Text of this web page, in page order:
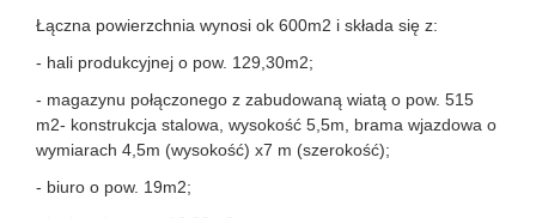
Łączna powierzchnia wynosi ok 600m2 i składa się z:
- hali produkcyjnej o pow. 129,30m2;
- magazynu połączonego z zabudowaną wiatą o pow. 515
m2- konstrukcja stalowa, wysokość 5,5m, brama wjazdowa o
wymiarach 4,5m (wysokość) x7 m (szerokość);
- biuro o pow. 19m2;